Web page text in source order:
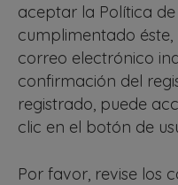
aceptar la Política
cumplimentado
correo electrónico
confirmación del
registrado, puede
clic en el botón de
Por favor, revise los